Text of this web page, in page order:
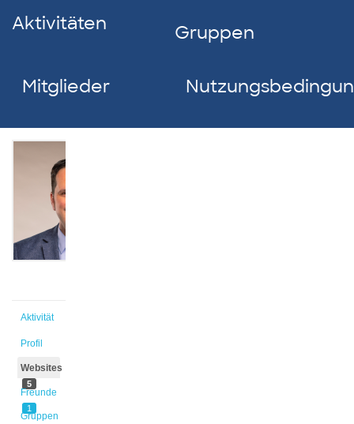
Aktivitäten
Gruppen
Mitglieder
Aktivität
Profil
Websites
5
Freunde
1
Gruppen